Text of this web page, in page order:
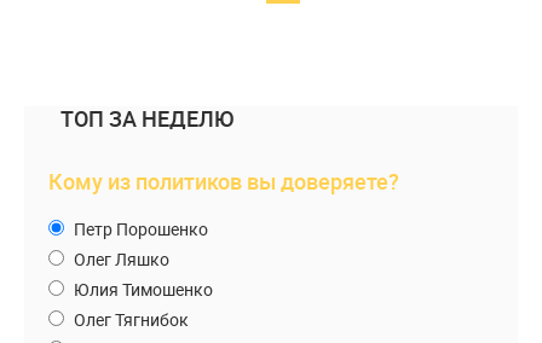
ТОП ЗА НЕДЕЛЮ
Кому из политиков вы доверяете?
Петр Порошенко
Олег Ляшко
Юлия Тимошенко
Олег Тягнибок